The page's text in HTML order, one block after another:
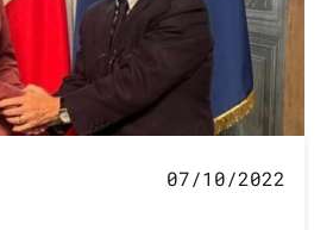
07/10/2022